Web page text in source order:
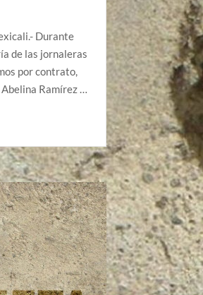
Durante
de las jornaleras
por contrato,
Ramírez …